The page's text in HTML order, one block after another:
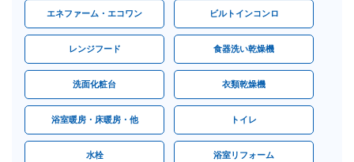
エネファーム・エコワン ビルトインコンロ
レンジフード 食器洗い乾燥機
洗面化粧台 衣類乾燥機
浴室暖房・床暖房・他 トイレ
水栓 浴室リフォーム